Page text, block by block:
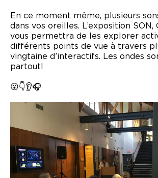
En ce moment même, plusieurs
dans vos oreilles. L’exposition SON,
vous permettra de les explorer
différents points de vue à travers
vingtaine d’interactifs. Les ondes
partout!
😮👇👂🎧